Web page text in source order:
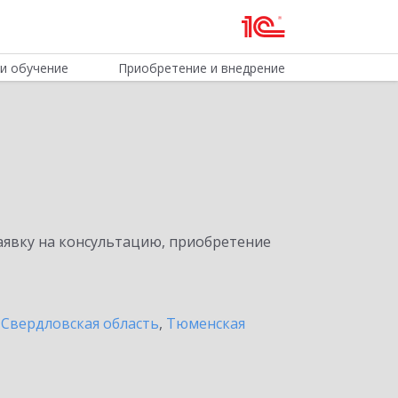
обучение Приобретение и внедрение
на консультацию, приобретение
Свердловская область, Тюменская